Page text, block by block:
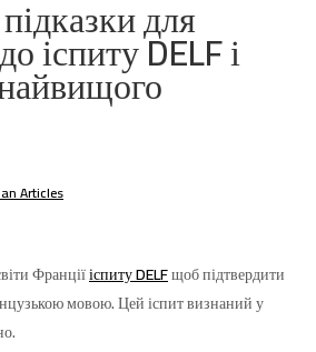
для
іспиту DELF і
Articles
Франціїіспиту DELFщоб підтвердити
мовою. Цей іспит визнаний у